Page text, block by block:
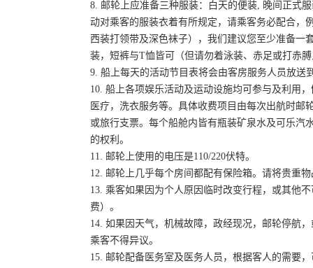
8. 邮轮上应准备三种服装：白天的便装, 晚间正式
动对乘客的服装衣着有所规定，请乘客务必配合，
西装打领带及深色袜子），我们建议您至少准备一
装，短裤与T恤皆可（但请勿着泳装、赤足或打赤
9. 船上每天的活动节目表将会由客房服务人员放
10. 船上各项娱乐活动及运动设施均可参与及利用
医疗，洗衣服务等。具体收费项目由每次出航时
或旅行支票。每个船舱内皆有瓶装矿泉水及可乐汽
的权利。
11. 邮轮上使用的电压是110/220伏特。
12. 邮轮上几乎每个房间都配有保险箱。请将贵重
13. 乘客如果因为个人原因临时改变行程，或其他
费）。
14. 如果因天气，机械故障，政经现况，邮轮停航
乘客不得异议。
15. 邮轮配备医务室及医务人员，根据客人的需要